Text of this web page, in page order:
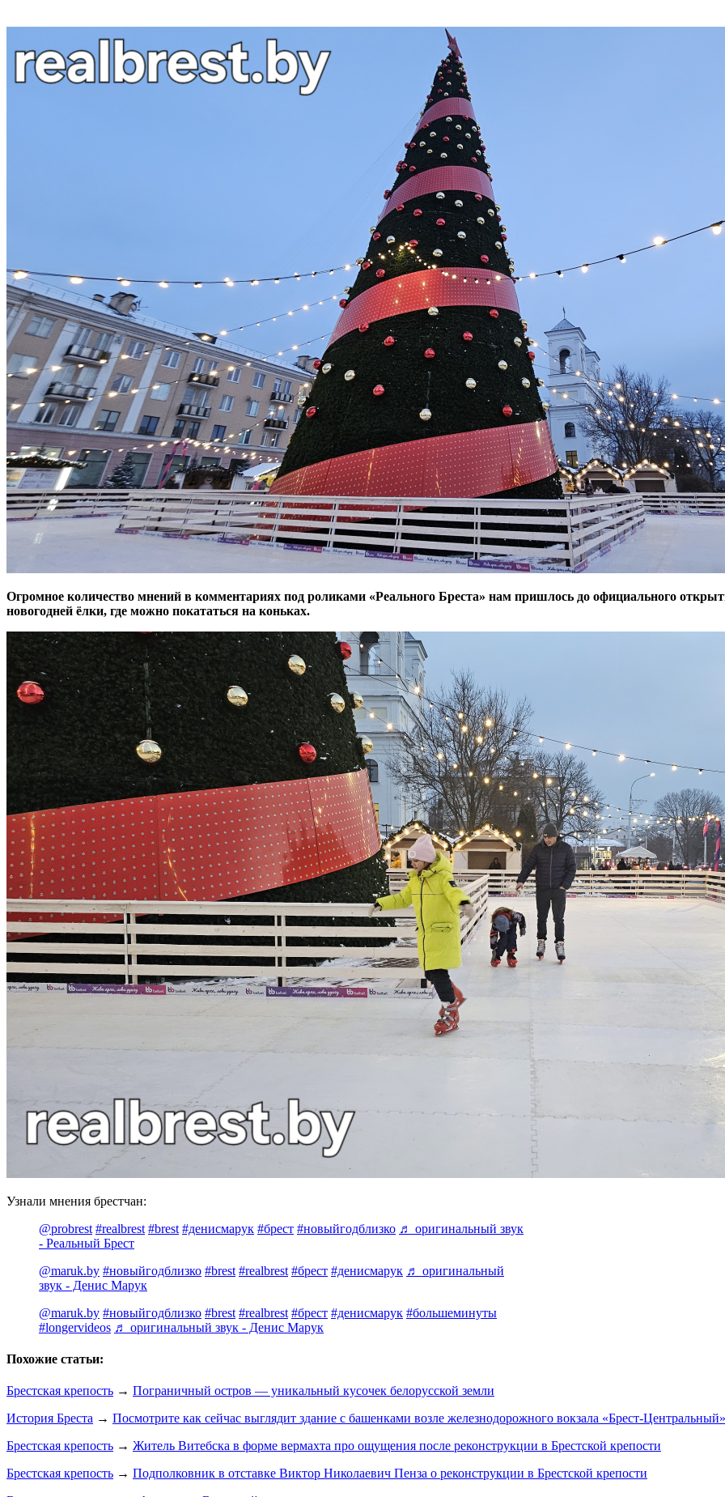
​Огромное количество мнений в комментариях под роликами «Реального Бреста» нам пришлось до официального
новогодней ёлки, где можно покататься на коньках.
Узнали мнения брестчан:
@probrest #realbrest #brest #денисмарук #брест #новыйгодблизко ♬ оригинальный звук
- Реальный Брест
@maruk.by #новыйгодблизко #brest #realbrest #брест #денисмарук ♬ оригинальный
звук - Денис Марук
@maruk.by #новыйгодблизко #brest #realbrest #брест #денисмарук #большеминуты
#longervideos ♬ оригинальный звук - Денис Марук
Похожие статьи:
Брестская крепость → Пограничный остров — уникальный кусочек белорусской земли
История Бреста → Посмотрите как сейчас выглядит здание с башенками возле железнодорожного вокзала «Брест-Центральный»
Брестская крепость → Житель Витебска в форме вермахта про ощущения после реконструкции в Брестской крепости
Брестская крепость → Подполковник в отставке Виктор Николаевич Пенза о реконструкции в Брестской крепости